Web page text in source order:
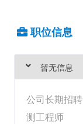
职位信息
暂无信息
公司长期招
测工程师